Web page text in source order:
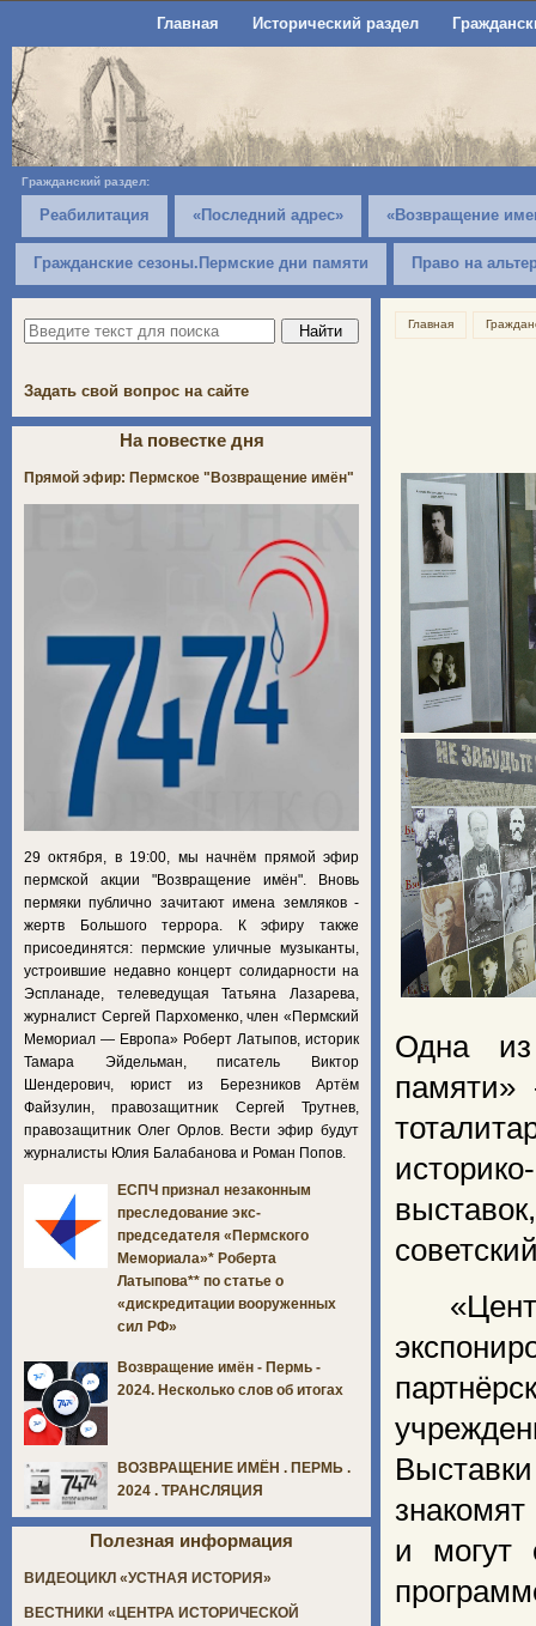
Главная Исторический раздел
Гражданский раздел:
Реабилитация «Последний адрес» «Возвращение
Гражданские сезоны.Пермские дни памяти Право на
Главная
Одна из
памяти»
и могут
Задать свой вопрос на сайте
На повестке дня
Прямой эфир: Пермское "Возвращение имён"
29 октября, в 19:00, мы начнём прямой эфир
пермской акции "Возвращение имён". Вновь
пермяки публично зачитают имена земляков -
жертв Большого террора. К эфиру также
присоединятся: пермские уличные музыканты,
устроившие недавно концерт солидарности на
Эспланаде, телеведущая Татьяна Лазарева,
журналист Сергей Пархоменко, член «Пермский
Мемориал — Европа» Роберт Латыпов, историк
Тамара Эйдельман, писатель Виктор
Шендерович, юрист из Березников Артём
Файзулин, правозащитник Сергей Трутнев,
правозащитник Олег Орлов. Вести эфир будут
журналисты Юлия Балабанова и Роман Попов.
ЕСПЧ признал незаконным
преследование экс-
председателя «Пермского
Мемориала»* Роберта
Латыпова** по статье о
«дискредитации вооруженных
сил РФ»
Возвращение имён - Пермь -
2024. Несколько слов об итогах
ВОЗВРАЩЕНИЕ ИМЁН . ПЕРМЬ .
2024 . ТРАНСЛЯЦИЯ
Полезная информация
ВИДЕОЦИКЛ «УСТНАЯ ИСТОРИЯ»
ВЕСТНИКИ «ЦЕНТРА ИСТОРИЧЕСКОЙ